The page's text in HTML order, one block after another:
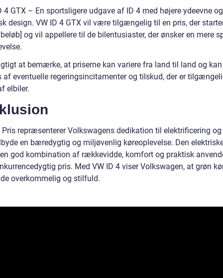
4 GTX – En sportsligere udgave af ID 4 med højere ydeevne og
design. VW ID 4 GTX vil være tilgængelig til en pris, der
og vil appellere til de bilentusiaster, der ønsker en mere
at bemærke, at priserne kan variere fra land til land og
af eventuelle regeringsincitamenter og tilskud, der er
elbiler.
Pris repræsenterer Volkswagens dedikation til elektrificering
en bæredygtig og miljøvenlig køreoplevelse. Den
god kombination af rækkevidde, komfort og praktisk
pris. Med VW ID 4 viser Volkswagen, at grøn
overkommelig og stilfuld.